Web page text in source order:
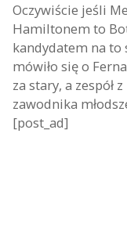
Oczywiście jeśli
Hamiltonem to
kandydatem na to
mówiło się o
za stary, a zespół
zawodnika
[post_ad]